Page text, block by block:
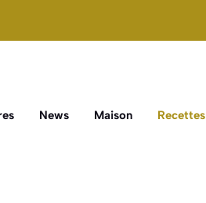
News Maison Recettes